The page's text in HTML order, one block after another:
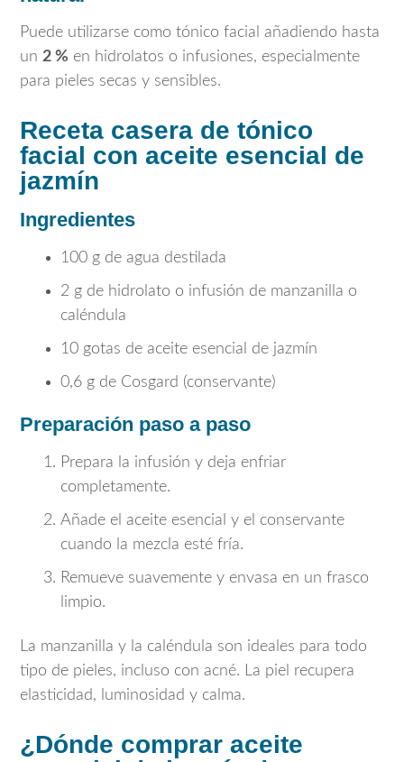
Puede utilizarse como tónico facial añadiendo hasta
un 2 % en hidrolatos o infusiones, especialmente
para pieles secas y sensibles.
Receta casera de tónico
facial con aceite esencial de
jazmín
Ingredientes
100 g de agua destilada
2 g de hidrolato o infusión de manzanilla o
caléndula
10 gotas de aceite esencial de jazmín
0,6 g de Cosgard (conservante)
Preparación paso a paso
Prepara la infusión y deja enfriar
completamente.
Añade el aceite esencial y el conservante
cuando la mezcla esté fría.
Remueve suavemente y envasa en un frasco
limpio.
La manzanilla y la caléndula son ideales para todo
tipo de pieles, incluso con acné. La piel recupera
elasticidad, luminosidad y calma.
¿Dónde comprar aceite